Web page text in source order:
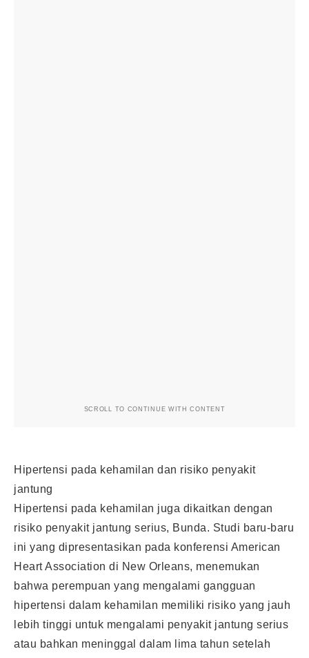
SCROLL TO CONTINUE WITH CONTENT
Hipertensi pada kehamilan dan risiko penyakit
jantung
Hipertensi pada kehamilan juga dikaitkan dengan
risiko penyakit jantung serius, Bunda. Studi baru-baru
ini yang dipresentasikan pada konferensi American
Heart Association di New Orleans, menemukan
bahwa perempuan yang mengalami gangguan
hipertensi dalam kehamilan memiliki risiko yang jauh
lebih tinggi untuk mengalami penyakit jantung serius
atau bahkan meninggal dalam lima tahun setelah